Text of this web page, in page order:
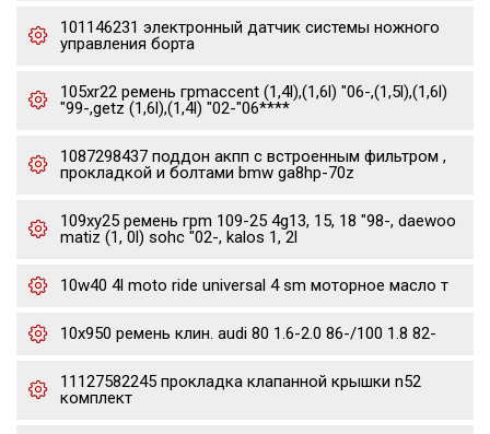
101146231 электронный датчик системы ножного
управления борта
105xr22 ремень грmaccent (1,4l),(1,6l) "06-,(1,5l),(1,6l)
"99-,getz (1,6l),(1,4l) "02-"06****
1087298437 поддон акпп с встроенным фильтром ,
прокладкой и болтами bmw ga8hp-70z
109xy25 ремень грm 109-25 4g13, 15, 18 "98-, daewoo
matiz (1, 0l) sohc "02-, kalos 1, 2l
10w40 4l moto ride universal 4 sm моторное масло т
10x950 ремень клин. audi 80 1.6-2.0 86-/100 1.8 82-
11127582245 прокладка клапанной крышки n52
комплект